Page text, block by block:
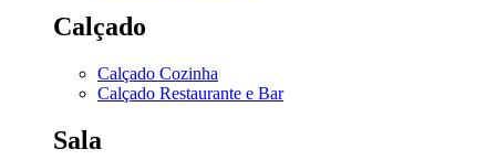
Calçado
Calçado Cozinha
Calçado Restaurante e Bar
Sala